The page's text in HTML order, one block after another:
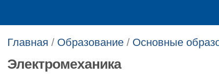
Главная / Образование / Основные
Электромеханика